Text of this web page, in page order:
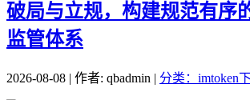
破局与立规，构建规范有序
监管体系
2026-08-08 | 作者: qbadmin | 分类：imtoken